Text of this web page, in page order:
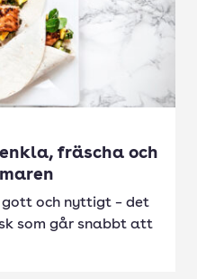
fräscha och
och nyttigt – det
som går snabbt att